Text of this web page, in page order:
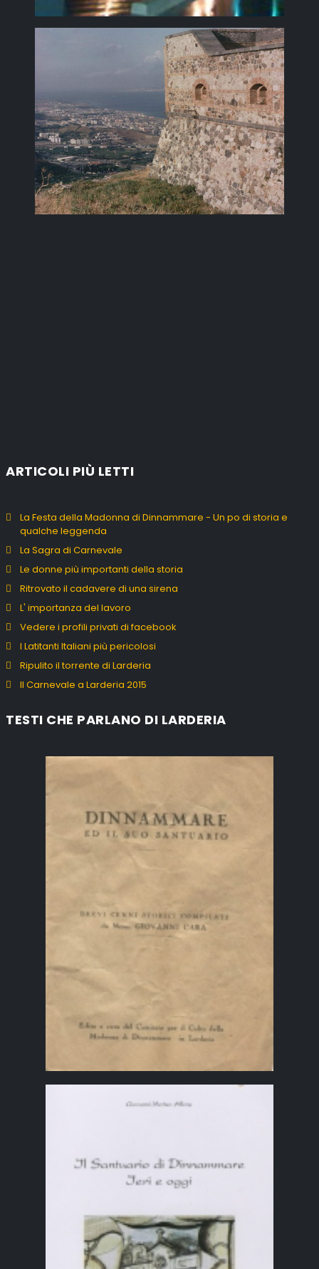
ARTICOLI PIÙ LETTI
La Festa della Madonna di Dinnammare - Un po di storia e
qualche leggenda
La Sagra di Carnevale
Le donne più importanti della storia
Ritrovato il cadavere di una sirena
L' importanza del lavoro
Vedere i profili privati di facebook
I Latitanti Italiani più pericolosi
Ripulito il torrente di Larderia
Il Carnevale a Larderia 2015
TESTI CHE PARLANO DI LARDERIA